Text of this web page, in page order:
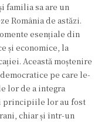
familia sa are un
România de astăzi.
esențiale din
și economice, la
Această moștenire
pe care le-
lor de a integra
principiile lor au fost
chiar și într-un